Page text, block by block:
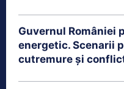
Guvernul României
energetic. Scenarii
cutremure și